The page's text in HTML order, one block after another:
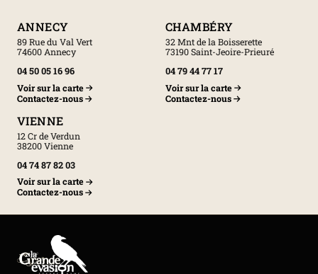
ANNECY
89 Rue du Val Vert
74600 Annecy
04 50 05 16 96
Voir sur la carte
Contactez-nous
CHAMBÉRY
32 Mnt de la Boisserette
73190 Saint-Jeoire-Prieuré
04 79 44 77 17
Voir sur la carte
Contactez-nous
VIENNE
12 Cr de Verdun
38200 Vienne
04 74 87 82 03
Voir sur la carte
Contactez-nous